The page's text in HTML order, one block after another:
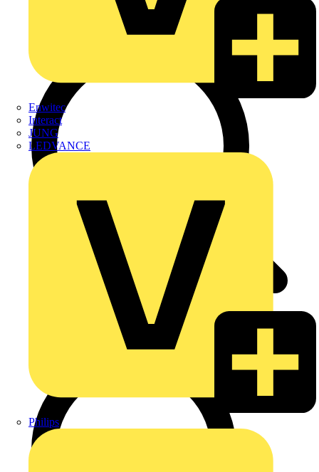
Enwitec
Interact
JUNG
LEDVANCE
Philips